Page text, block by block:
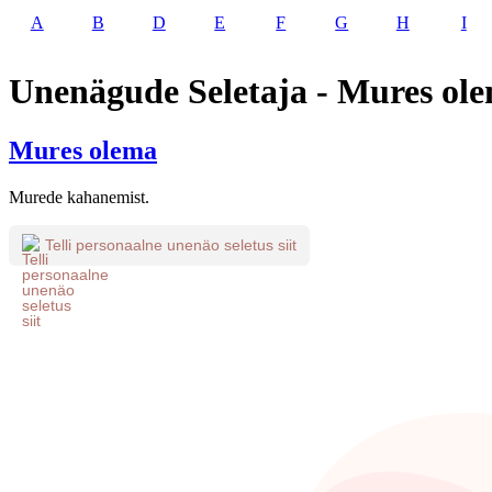
A B D E F G H I
Unenägude Seletaja - Mures
Mures olema
Murede kahanemist.
Telli personaalne unenäo seletus siit